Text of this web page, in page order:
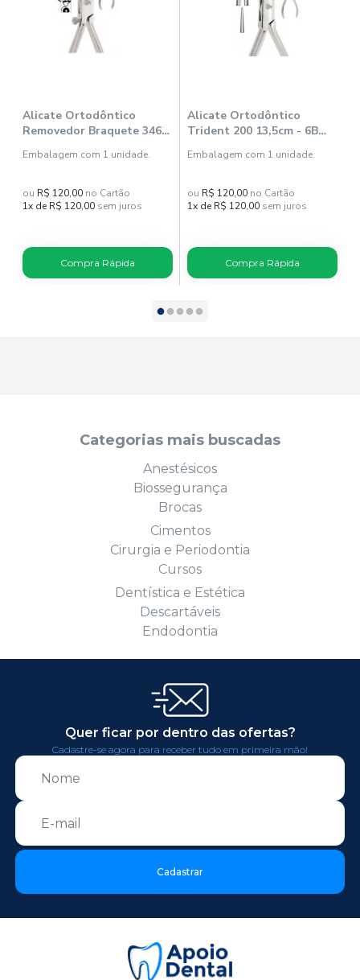
Alicate Ortodôntico
Removedor Braquete 346R
Embalagem com 1 unidade.
ou R$ 120,00 no Cartão
1x de R$ 120,00 sem juros
Compra Rápida
Alicate Ortodôntico
Trident 200 13,5cm - 6B
Embalagem com 1 unidade.
ou R$ 120,00 no Cartão
1x de R$ 120,00 sem juros
Compra Rápida
Categorias mais buscadas
Anestésicos
Biossegurança
Brocas
Cimentos
Cirurgia e Periodontia
Cursos
Dentística e Estética
Descartáveis
Endodontia
Quer ficar por dentro das ofertas?
Cadastre-se agora para receber tudo em primeira mão!
Cadastrar